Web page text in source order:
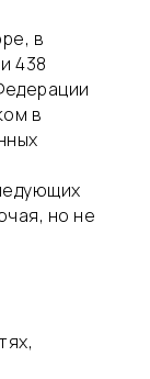
в
438
в
но не